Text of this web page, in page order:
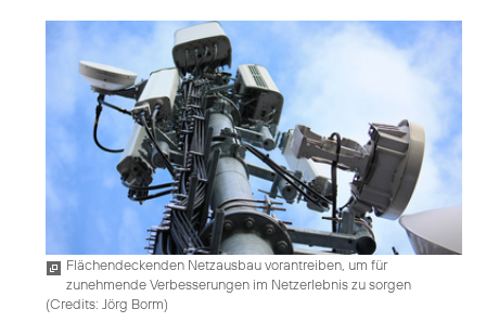
Flächendeckenden Netzausbau vorantreiben, um für
zunehmende Verbesserungen im Netzerlebnis zu sorgen
(Credits: Jörg Borm)